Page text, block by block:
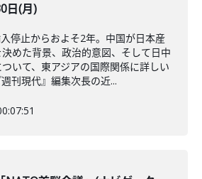
日(月)
停止からおよそ2年。中国が日本産
めた背景、政治的意図、そして日中
いて、東アジアの国際関係に詳しい
刊現代』編集次長の近...